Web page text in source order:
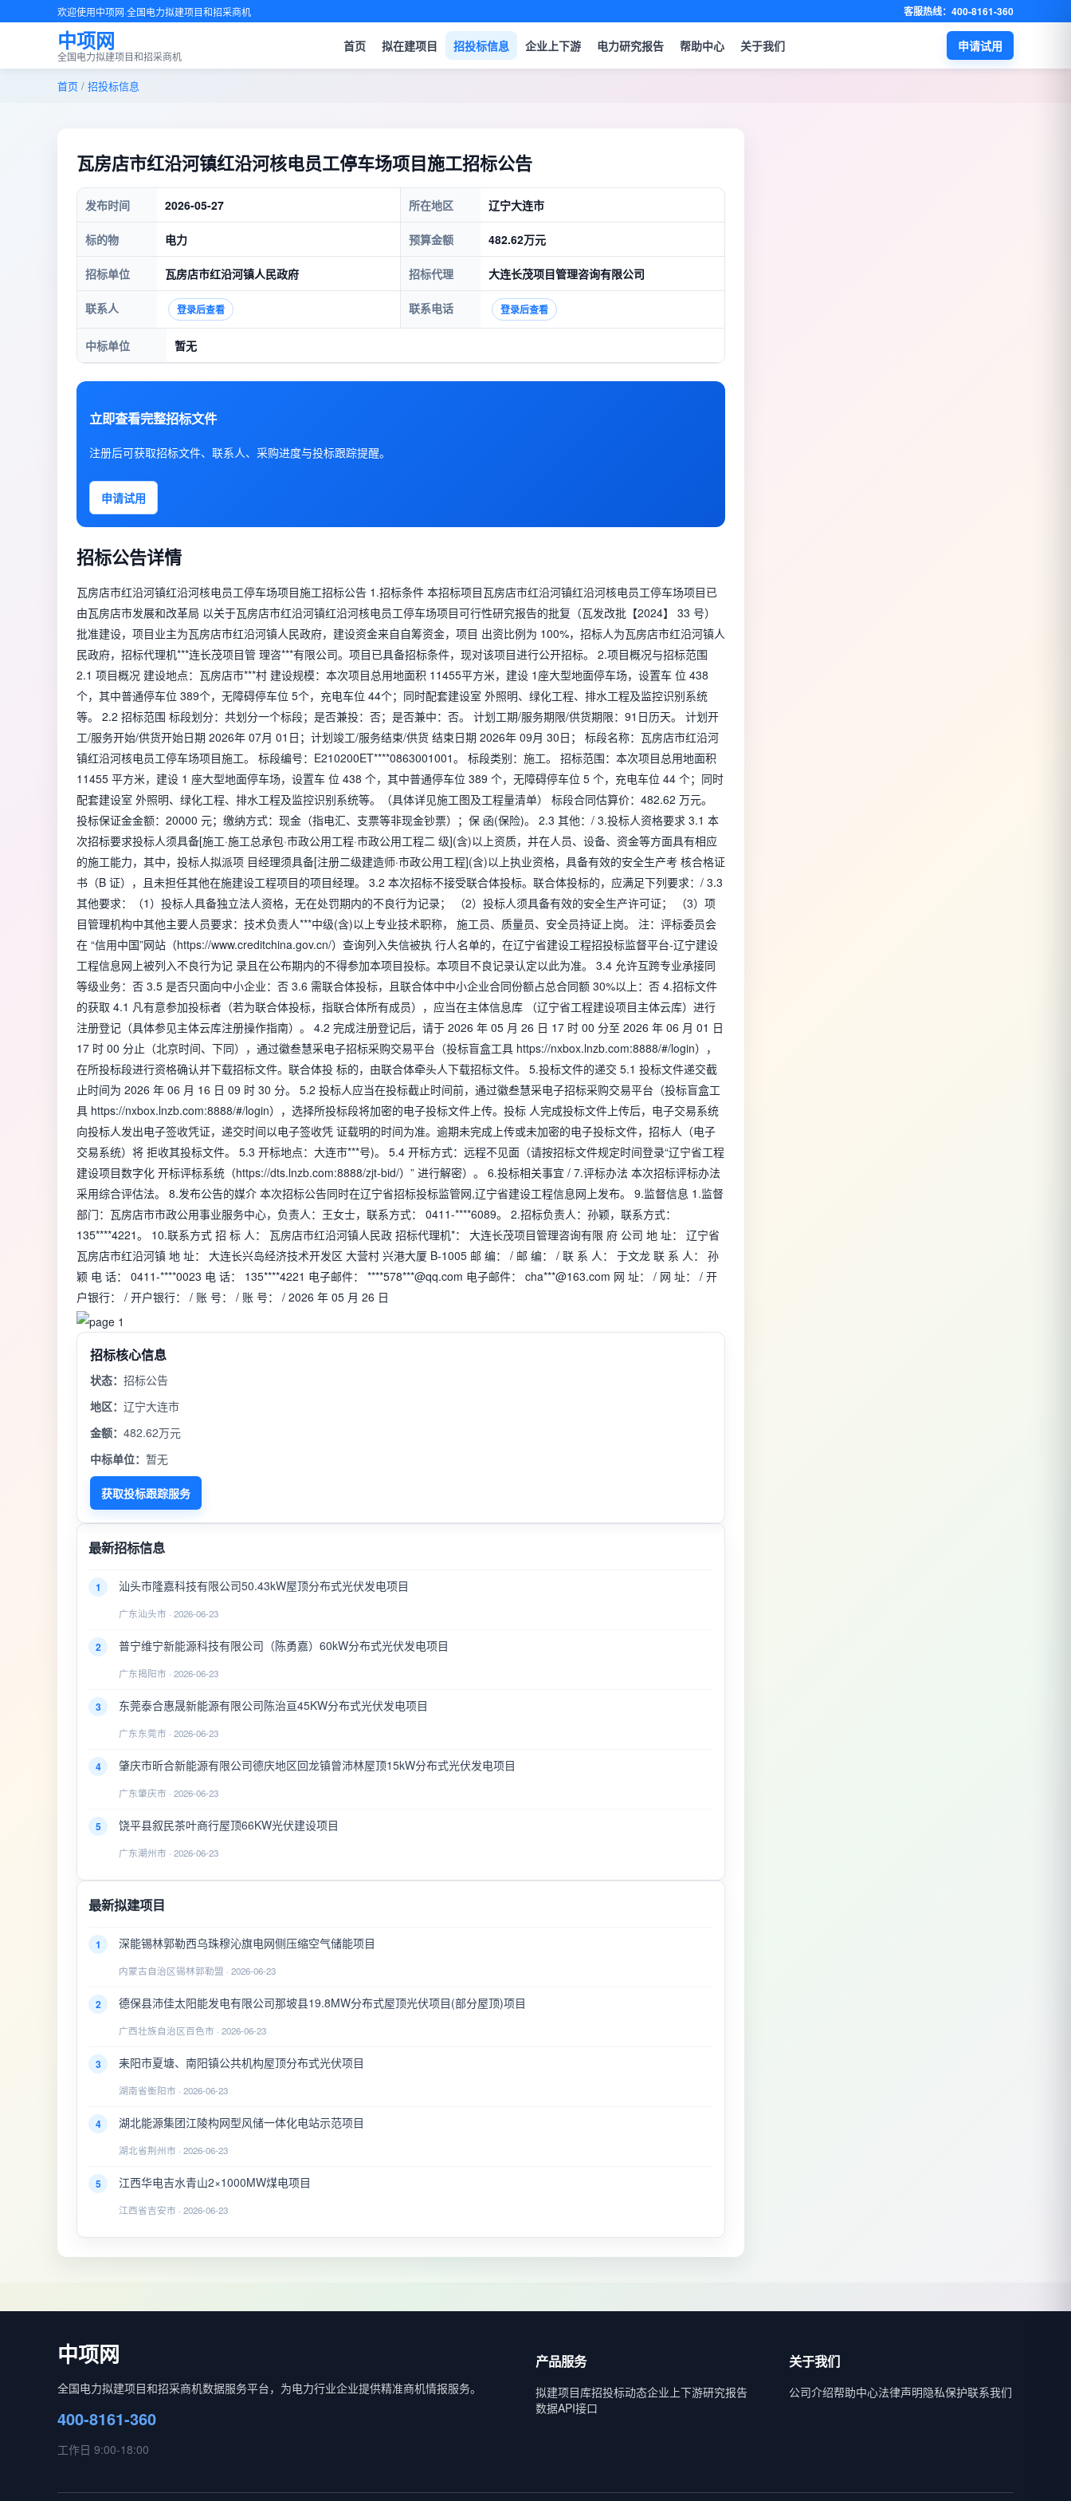
欢迎使用中项网·全国电力拟建项目和招采商机 客服热线：400-8161-360
中项网
全国电力拟建项目和招采商机
首页 拟在建项目 招投标信息 企业上下游 电力研究报告 帮助中心 关于我们 申请试用
首页 / 招投标信息
瓦房店市红沿河镇红沿河核电员工停车场项目施工招标公告
发布时间 2026-05-27 所在地区 辽宁大连市
标的物 电力 预算金额 482.62万元
招标单位 瓦房店市红沿河镇人民政府 招标代理 大连长茂项目管理咨询有限公司
联系人 登录后查看 联系电话 登录后查看
中标单位 暂无
立即查看完整招标文件
注册后可获取招标文件、联系人、采购进度与投标跟踪提醒。
申请试用
招标公告详情
瓦房店市红沿河镇红沿河核电员工停车场项目施工招标公告 1.招标条件 本招标项目瓦房店市红沿河镇红沿河核电员工停车场项目已
由瓦房店市发展和改革局 以关于瓦房店市红沿河镇红沿河核电员工停车场项目可行性研究报告的批复（瓦发改批【2024】 33 号）
批准建设，项目业主为瓦房店市红沿河镇人民政府，建设资金来自自筹资金，项目 出资比例为 100%，招标人为瓦房店市红沿河镇人
民政府，招标代理机***连长茂项目管 理咨***有限公司。项目已具备招标条件，现对该项目进行公开招标。 2.项目概况与招标范围
2.1 项目概况 建设地点：瓦房店市***村 建设规模：本次项目总用地面积 11455平方米，建设 1座大型地面停车场，设置车 位 438
个，其中普通停车位 389个，无障碍停车位 5个，充电车位 44个；同时配套建设室 外照明、绿化工程、排水工程及监控识别系统
等。 2.2 招标范围 标段划分：共划分一个标段；是否兼投：否；是否兼中：否。 计划工期/服务期限/供货期限：91日历天。 计划开
工/服务开始/供货开始日期 2026年 07月 01日；计划竣工/服务结束/供货 结束日期 2026年 09月 30日； 标段名称：瓦房店市红沿河
镇红沿河核电员工停车场项目施工。 标段编号：E210200ET****0863001001。 标段类别：施工。 招标范围：本次项目总用地面积
11455 平方米，建设 1 座大型地面停车场，设置车 位 438 个，其中普通停车位 389 个，无障碍停车位 5 个，充电车位 44 个；同时
配套建设室 外照明、绿化工程、排水工程及监控识别系统等。（具体详见施工图及工程量清单） 标段合同估算价：482.62 万元。
投标保证金金额：20000 元；缴纳方式：现金（指电汇、支票等非现金钞票）；保 函(保险)。 2.3 其他：/ 3.投标人资格要求 3.1 本
次招标要求投标人须具备[施工·施工总承包·市政公用工程·市政公用工程二 级](含)以上资质，并在人员、设备、资金等方面具有相应
的施工能力，其中，投标人拟派项 目经理须具备[注册二级建造师·市政公用工程](含)以上执业资格，具备有效的安全生产考 核合格证
书（B 证），且未担任其他在施建设工程项目的项目经理。 3.2 本次招标不接受联合体投标。联合体投标的，应满足下列要求：/ 3.3
其他要求：（1）投标人具备独立法人资格，无在处罚期内的不良行为记录； （2）投标人须具备有效的安全生产许可证； （3）项
目管理机构中其他主要人员要求：技术负责人***中级(含)以上专业技术职称， 施工员、质量员、安全员持证上岗。 注：评标委员会
在 “信用中国”网站（https://www.creditchina.gov.cn/）查询列入失信被执 行人名单的，在辽宁省建设工程招投标监督平台-辽宁建设
工程信息网上被列入不良行为记 录且在公布期内的不得参加本项目投标。本项目不良记录认定以此为准。 3.4 允许互跨专业承接同
等级业务：否 3.5 是否只面向中小企业：否 3.6 需联合体投标，且联合体中中小企业合同份额占总合同额 30%以上：否 4.招标文件
的获取 4.1 凡有意参加投标者（若为联合体投标，指联合体所有成员），应当在主体信息库 （辽宁省工程建设项目主体云库）进行
注册登记（具体参见主体云库注册操作指南）。 4.2 完成注册登记后，请于 2026 年 05 月 26 日 17 时 00 分至 2026 年 06 月 01 日
17 时 00 分止（北京时间、下同），通过徽叁慧采电子招标采购交易平台（投标盲盒工具 https://nxbox.lnzb.com:8888/#/login），
在所投标段进行资格确认并下载招标文件。联合体投 标的，由联合体牵头人下载招标文件。 5.投标文件的递交 5.1 投标文件递交截
止时间为 2026 年 06 月 16 日 09 时 30 分。 5.2 投标人应当在投标截止时间前，通过徽叁慧采电子招标采购交易平台（投标盲盒工
具 https://nxbox.lnzb.com:8888/#/login），选择所投标段将加密的电子投标文件上传。投标 人完成投标文件上传后，电子交易系统
向投标人发出电子签收凭证，递交时间以电子签收凭 证载明的时间为准。逾期未完成上传或未加密的电子投标文件，招标人（电子
交易系统）将 拒收其投标文件。 5.3 开标地点：大连市***号)。 5.4 开标方式：远程不见面（请按招标文件规定时间登录“辽宁省工程
建设项目数字化 开标评标系统（https://dts.lnzb.com:8888/zjt-bid/）” 进行解密）。 6.投标相关事宜 / 7.评标办法 本次招标评标办法
采用综合评估法。 8.发布公告的媒介 本次招标公告同时在辽宁省招标投标监管网,辽宁省建设工程信息网上发布。 9.监督信息 1.监督
部门：瓦房店市市政公用事业服务中心，负责人：王女士，联系方式： 0411-****6089。 2.招标负责人：孙颖，联系方式：
135****4221。 10.联系方式 招 标 人： 瓦房店市红沿河镇人民政 招标代理机*： 大连长茂项目管理咨询有限 府 公司 地 址： 辽宁省
瓦房店市红沿河镇 地 址： 大连长兴岛经济技术开发区 大营村 兴港大厦 B-1005 邮 编： / 邮 编： / 联 系 人： 于文龙 联 系 人： 孙
颖 电 话： 0411-****0023 电 话： 135****4221 电子邮件： ****578***@qq.com 电子邮件： cha***@163.com 网 址： / 网 址： / 开
户银行： / 开户银行： / 账 号： / 账 号： / 2026 年 05 月 26 日
招标核心信息
状态： 招标公告
地区： 辽宁大连市
金额： 482.62万元
中标单位： 暂无
获取投标跟踪服务
最新招标信息
1 汕头市隆嘉科技有限公司50.43kW屋顶分布式光伏发电项目
广东汕头市 · 2026-06-23
2 普宁维宁新能源科技有限公司（陈勇嘉）60kW分布式光伏发电项目
广东揭阳市 · 2026-06-23
3 东莞泰合惠晟新能源有限公司陈治亘45KW分布式光伏发电项目
广东东莞市 · 2026-06-23
4 肇庆市昕合新能源有限公司德庆地区回龙镇曾沛林屋顶15kW分布式光伏发电项目
广东肇庆市 · 2026-06-23
5 饶平县叙民茶叶商行屋顶66KW光伏建设项目
广东潮州市 · 2026-06-23
最新拟建项目
1 深能锡林郭勒西乌珠穆沁旗电网侧压缩空气储能项目
内蒙古自治区锡林郭勒盟 · 2026-06-23
2 德保县沛佳太阳能发电有限公司那坡县19.8MW分布式屋顶光伏项目(部分屋顶)项目
广西壮族自治区百色市 · 2026-06-23
3 耒阳市夏塘、南阳镇公共机构屋顶分布式光伏项目
湖南省衡阳市 · 2026-06-23
4 湖北能源集团江陵构网型风储一体化电站示范项目
湖北省荆州市 · 2026-06-23
5 江西华电吉水青山2×1000MW煤电项目
江西省吉安市 · 2026-06-23
中项网
全国电力拟建项目和招采商机数据服务平台，为电力行业企业提供精准商机情报服务。
400-8161-360
工作日 9:00-18:00
产品服务
拟建项目库招投标动态企业上下游研究报告
数据API接口
关于我们
公司介绍帮助中心法律声明隐私保护联系我们